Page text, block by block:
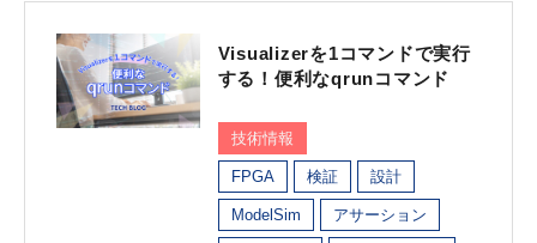
Visualizerを1コマンドで実行
する！便利なqrunコマンド
技術情報
FPGA 検証 設計
ModelSim アサーション